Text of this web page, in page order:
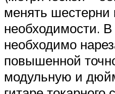
менять шестерни
необходимости.
необходимо
повышенной
модульную и